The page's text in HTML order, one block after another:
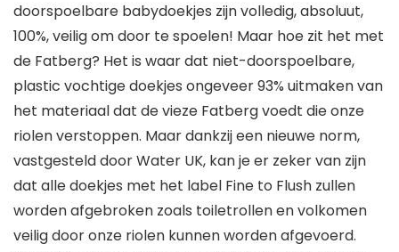
doorspoelbare babydoekjes zijn volledig, absoluut,
100%, veilig om door te spoelen! Maar hoe zit het met
de Fatberg? Het is waar dat niet-doorspoelbare,
plastic vochtige doekjes ongeveer 93% uitmaken van
het materiaal dat de vieze Fatberg voedt die onze
riolen verstoppen. Maar dankzij een nieuwe norm,
vastgesteld door Water UK, kan je er zeker van zijn
dat alle doekjes met het label Fine to Flush zullen
worden afgebroken zoals toiletrollen en volkomen
veilig door onze riolen kunnen worden afgevoerd.